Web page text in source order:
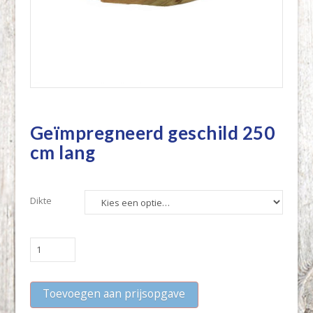
Geïmpregneerd geschild 250
cm lang
Dikte
Geïmpregneerd
geschild
lang
Toevoegen aan prijsopgave